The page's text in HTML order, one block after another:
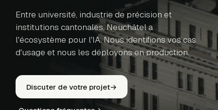
Entre université, industrie de précision et
institutions cantonales, Neuchâtel a
l'écosystème pour l'IA. Nous identifions vos cas
d'usage et nous les déployons en production.
Discuter de votre projet→